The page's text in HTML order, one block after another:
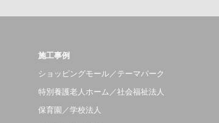
施工事例
ショッピングモール／テーマパーク
特別養護老人ホーム／社会福祉法人
保育園／学校法人